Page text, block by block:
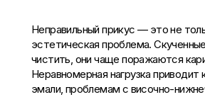
Неправильный прикус — это не
эстетическая проблема.
чистить, они чаще поражаются
Неравномерная нагрузка приводит
эмали, проблемам с височно-